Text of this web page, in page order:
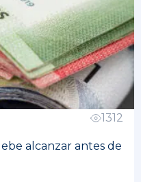
1312
alcanzar antes de